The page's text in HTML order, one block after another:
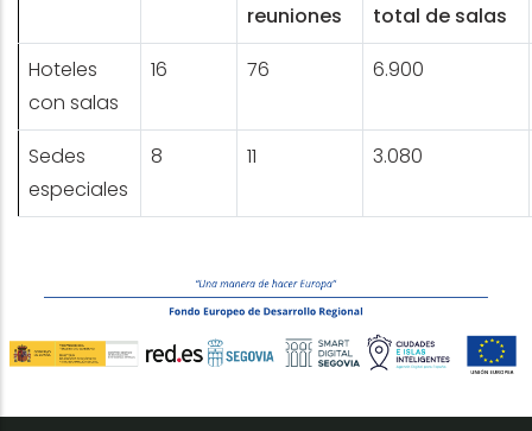
reuniones
total de salas
Hoteles
con salas
16 76 6.900
Sedes
especiales
8 11 3.080